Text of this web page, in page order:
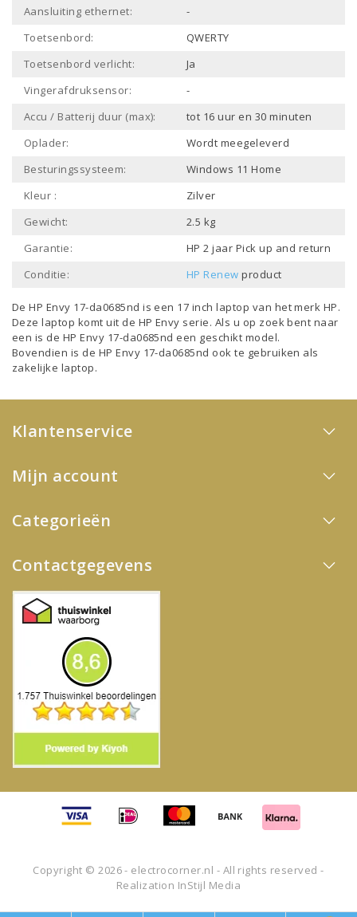
Aansluiting ethernet:
-
Toetsenbord:
QWERTY
Toetsenbord verlicht:
Ja
Vingerafdruksensor:
-
Accu / Batterij duur (max):
tot 16 uur en 30 minuten
Oplader:
Wordt meegeleverd
Besturingssysteem:
Windows 11 Home
Kleur :
Zilver
Gewicht:
2.5 kg
Garantie:
HP 2 jaar Pick up and return
Conditie:
HP Renew product
De HP Envy 17-da0685nd is een 17 inch laptop van het merk HP.
Deze laptop komt uit de HP Envy serie. Als u op zoek bent naar
een is de HP Envy 17-da0685nd een geschikt model.
Bovendien is de HP Envy 17-da0685nd ook te gebruiken als
zakelijke laptop.
Klantenservice
Mijn account
Categorieën
Contactgegevens
Copyright © 2026 - electrocorner.nl - All rights reserved -
Realization InStijl Media